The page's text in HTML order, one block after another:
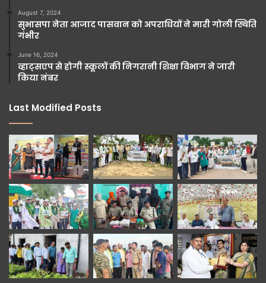
August 7, 2024
सुभासपा नेता आजाद पासवान को अपराधियों ने मारी गोली स्थिति
गंभीर
June 16, 2024
व्हाट्सएप से होगी स्कूलों की निगरानी शिक्षा विभाग ने जारी
किया नंबर
Last Modified Posts